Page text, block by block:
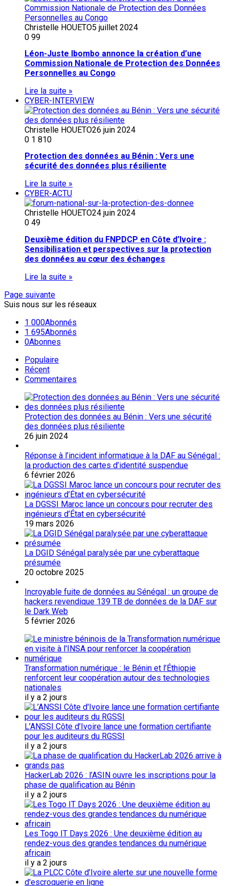
Christelle HOUETO5 juillet 2024
0 99
Léon-Juste Ibombo annonce la création d’une
Commission Nationale de Protection des Données
Personnelles au Congo
Lire la suite »
CYBER-INTERVIEW
Christelle HOUETO26 juin 2024
0 1 810
Protection des données au Bénin : Vers une
sécurité des données plus résiliente
Lire la suite »
CYBER-ACTU
Christelle HOUETO24 juin 2024
0 49
Deuxième édition du FNPDCP en Côte d’Ivoire :
Sensibilisation et perspectives sur la protection
des données au cœur des échanges
Lire la suite »
Page suivante
Suis nous sur les réseaux
1 000Abonnés
1 695Abonnés
0Abonnes
Populaire
Récent
Commentaires
Protection des données au Bénin : Vers une sécurité
des données plus résiliente
26 juin 2024
Réponse à l’incident informatique à la DAF au Sénégal :
la production des cartes d’identité suspendue
6 février 2026
La DGSSI Maroc lance un concours pour recruter des
ingénieurs d’État en cybersécurité
19 mars 2026
La DGID Sénégal paralysée par une cyberattaque
présumée
20 octobre 2025
Incroyable fuite de données au Sénégal : un groupe de
hackers revendique 139 TB de données de la DAF sur
le Dark Web
5 février 2026
Transformation numérique : le Bénin et l’Éthiopie
renforcent leur coopération autour des technologies
nationales
il y a 2 jours
L’ANSSI Côte d’Ivoire lance une formation certifiante
pour les auditeurs du RGSSI
il y a 2 jours
HackerLab 2026 : l’ASIN ouvre les inscriptions pour la
phase de qualification au Bénin
il y a 2 jours
Les Togo IT Days 2026 : Une deuxième édition au
rendez-vous des grandes tendances du numérique
africain
il y a 2 jours